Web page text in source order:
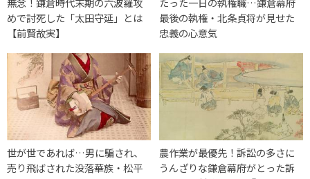
めで討死した「太田守延」とは
【前賢故実】
最後の執権・北条貞将が見せた
忠義の心意気
世が世であれば…男に騙され、
売り飛ばされた没落華族・松平
農作業が最優先！訴訟の多さに
うんざりな鎌倉幕府がとった訴